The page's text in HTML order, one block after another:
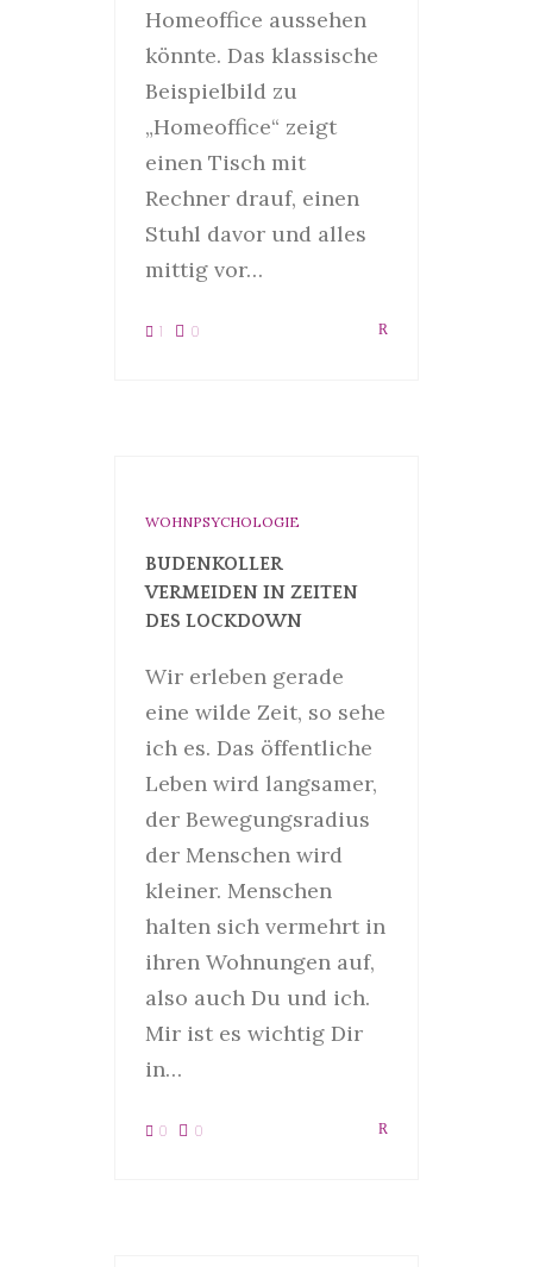
Homeoffice aussehen
könnte. Das klassische
Beispielbild zu
„Homeoffice“ zeigt
einen Tisch mit
Rechner drauf, einen
Stuhl davor und alles
mittig vor…
1 0
WOHNPSYCHOLOGIE
BUDENKOLLER
VERMEIDEN IN ZEITEN
DES LOCKDOWN
Wir erleben gerade
eine wilde Zeit, so sehe
ich es. Das öffentliche
Leben wird langsamer,
der Bewegungsradius
der Menschen wird
kleiner. Menschen
halten sich vermehrt in
ihren Wohnungen auf,
also auch Du und ich.
Mir ist es wichtig Dir
in…
0 0